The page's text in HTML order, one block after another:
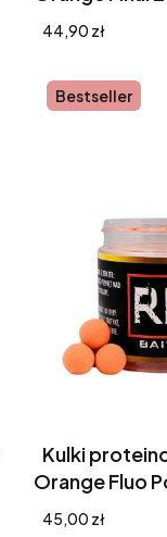
Cena
44,90 zł
Bestseller
Kulki
Orange Fluo
Cena
45,00 zł